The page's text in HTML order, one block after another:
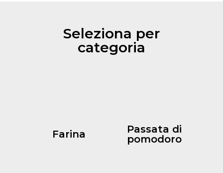
Seleziona per
categoria
Farina
Passata di
pomodoro